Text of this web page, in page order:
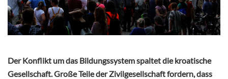
Der Konflikt um das Bildungssystem spaltet die kroatische
Gesellschaft. Große Teile der Zivilgesellschaft fordern, dass